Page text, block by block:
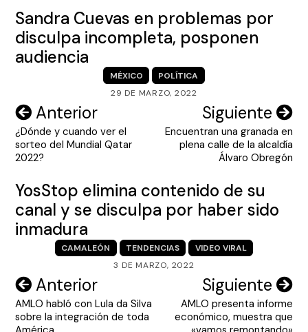
ENGLISH SECTION
Sandra Cuevas en problemas por
disculpa incompleta, posponen
audiencia
MÉXICO
POLÍTICA
29 DE MARZO, 2022
Navegación
de
entradas
Anterior
¿Dónde y cuando ver el
sorteo del Mundial Qatar
2022?
Siguiente
Encuentran una granada en
plena calle de la alcaldía
Álvaro Obregón
YosStop elimina contenido de su
canal y se disculpa por haber sido
inmadura
CAMALEÓN TENDENCIAS
VIDEO VIRAL
3 DE MARZO, 2022
Navegación
de
Anterior
AMLO habló con Lula da Silva
sobre la integración de toda
Siguiente
AMLO presenta informe
económico, muestra que